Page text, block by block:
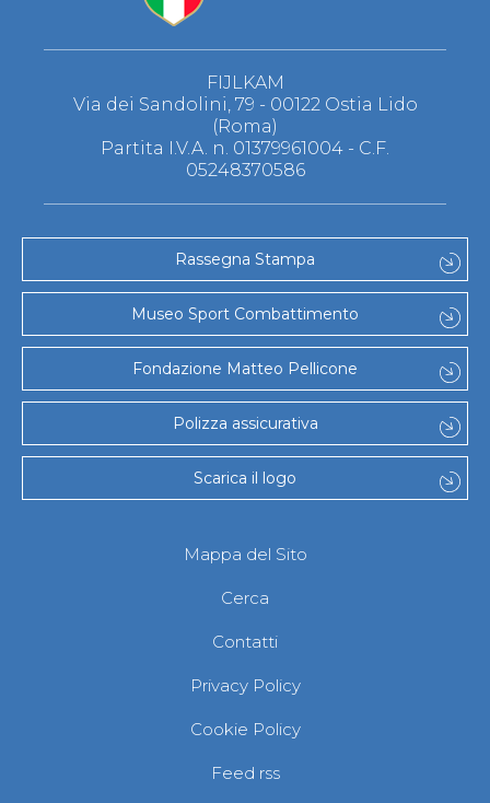
FIJLKAM
Via dei Sandolini, 79 - 00122 Ostia Lido
(Roma)
Partita I.V.A. n. 01379961004 - C.F.
05248370586
Rassegna Stampa
Museo Sport Combattimento
Fondazione Matteo Pellicone
Polizza assicurativa
Scarica il logo
Mappa del Sito
Cerca
Contatti
Privacy Policy
Cookie Policy
Feed rss